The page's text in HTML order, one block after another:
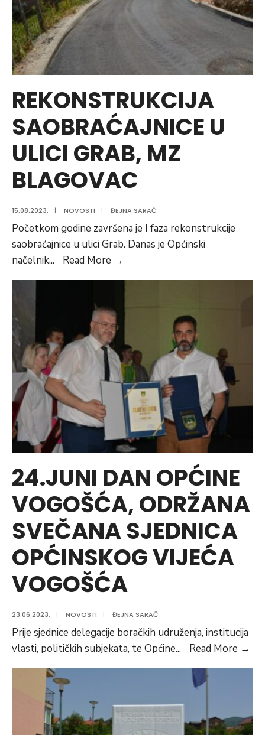
REKONSTRUKCIJA
SAOBRAĆAJNICE U
ULICI GRAB, MZ
BLAGOVAC
15.08.2023. | NOVOSTI | ĐEJNA SARAČ
Početkom godine završena je I faza rekonstrukcije
saobraćajnice u ulici Grab. Danas je Općinski
načelnik... Read More →
BLAGOVAC
24.JUNI DAN OPĆINE
VOGOŠĆA, ODRŽANA
SVEČANA SJEDNICA
OPĆINSKOG VIJEĆA
VOGOŠĆA
23.06.2023. | NOVOSTI | ĐEJNA SARAČ
Prije sjednice delegacije boračkih udruženja, institucija
vlasti, političkih subjekata, te Općine... Read More →